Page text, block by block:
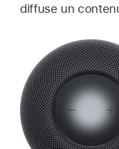
diffuse un